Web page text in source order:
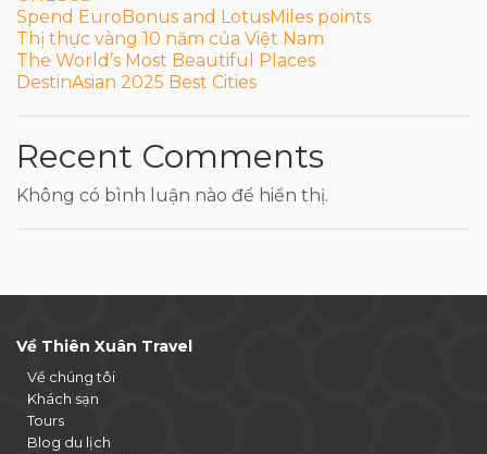
Spend EuroBonus and LotusMiles points
Thị thực vàng 10 năm của Việt Nam
The World’s Most Beautiful Places
DestinAsian 2025 Best Cities
Recent Comments
Không có bình luận nào để hiển thị.
Về Thiên Xuân Travel
Về chúng tôi
Khách sạn
Tours
Blog du lịch